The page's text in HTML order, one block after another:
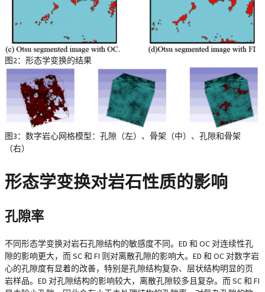
图2：形态学变换的结果
图3：数字岩心网格模型：孔隙（左）、骨架（中）、孔隙和骨架
（右）
形态学变换对岩石性质的影响
孔隙率
不同形态学变换对岩石孔隙结构的敏感度不同。ED 和 OC 对连续性孔
隙的影响更大，而 SC 和 FI 则对离散孔隙的影响大。ED 和 OC 对数字岩
心的孔隙度有显着的改善，特别是孔隙结构复杂、层状结构明显的页
岩样品。ED 对孔隙结构的影响较大，离散孔隙较多且复杂。而 SC 和 FI